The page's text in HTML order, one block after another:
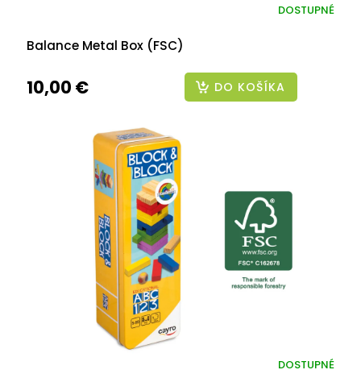
Balance Metal Box (FSC)
DOSTUPNÉ
10,00 € DO KOŠÍKA
DOSTUPNÉ